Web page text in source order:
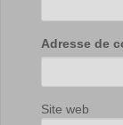
Adresse de
Site web